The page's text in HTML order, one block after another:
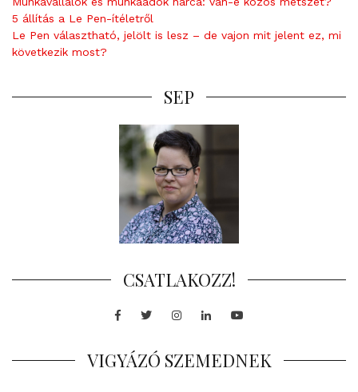
5 állítás a Le Pen-ítéletről
Le Pen választható, jelölt is lesz – de vajon mit jelent ez, mi
következik most?
SEP
CSATLAKOZZ!
Facebook
TwitterInstagram
LinkedInYoutube
VIGYÁZÓ SZEMEDNEK